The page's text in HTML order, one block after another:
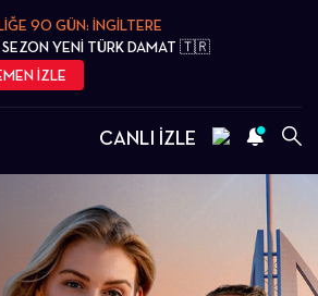
90 GÜN: İNGİLTERE
SEZON YENİ TÜRK DAMAT 🇹🇷
İZLE
CANLI İZLE